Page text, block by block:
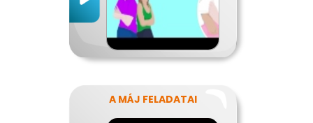
A MÁJ FELADATAI